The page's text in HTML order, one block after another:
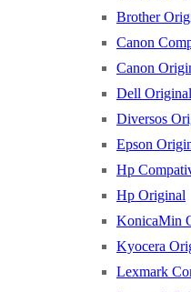
Brother
Canon
Canon
Dell Original
Diversos
Epson
Hp
Hp Original
KonicaMin
Kyocera
Lexmark